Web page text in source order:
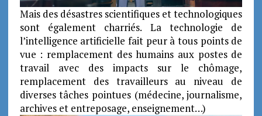
Mais des désastres scientifiques et technologiques
sont également charriés. La technologie de
l’intelligence artificielle fait peur à tous points de
vue : remplacement des humains aux postes de
travail avec des impacts sur le chômage,
remplacement des travailleurs au niveau de
diverses tâches pointues (médecine, journalisme,
archives et entreposage, enseignement…)